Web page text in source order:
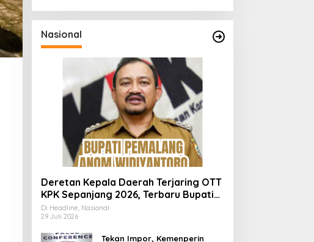
Nasional
Deretan Kepala Daerah Terjaring OTT
KPK Sepanjang 2026, Terbaru Bupati
Pemalang Anom Widiyantoro
Di Headline, Nasional
29 Juli 2026
Tekan Impor, Kemenperin